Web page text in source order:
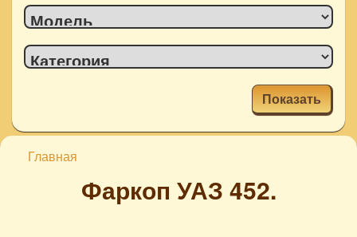
Показать
Главная
Фаркоп УАЗ 452.